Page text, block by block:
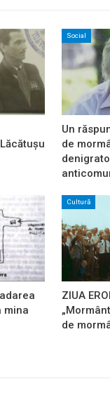
Social
Un
de
mina
Cultură
ZIUA
de